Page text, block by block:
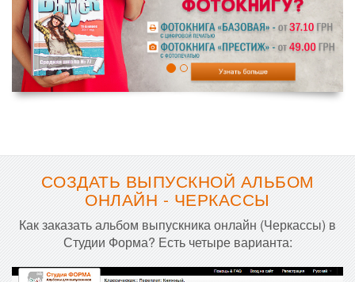
СОЗДАТЬ ВЫПУСКНОЙ АЛЬБОМ
ОНЛАЙН - ЧЕРКАССЫ
Как заказать альбом выпускника онлайн (Черкассы) в
Студии Форма? Есть четыре варианта: